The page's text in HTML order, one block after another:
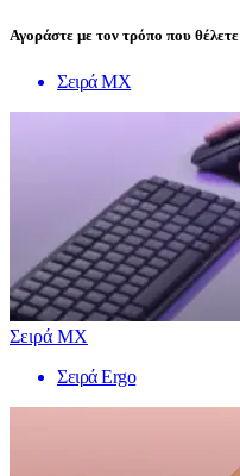
Αγοράστε με τον τρόπο που θέλετε
Σειρά MX
Σειρά MX
Σειρά Ergo